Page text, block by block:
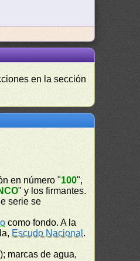
en la sección
en número "100",
" y los firmantes.
serie se
como fondo. A la
Escudo Nacional .
marcas de agua,